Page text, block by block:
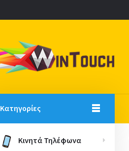
Κατηγορίες
Κινητά Τηλέφωνα